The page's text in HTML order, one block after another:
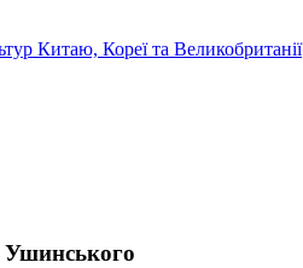
Китаю, Кореї та Великобританії
Ушинського